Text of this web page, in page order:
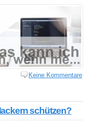
Keine Kommentare
schützen?